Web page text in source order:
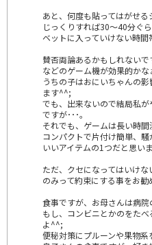
あと、何度も貼ってはがせる
じっくりすれば30～40分ぐ
ベットに入っていけない時間
賛否両論あるかもしれない
などのゲーム機が効果的か
うちの子はおにいちゃんの
ます^^;
でも、出来ないので結局私が
ですが･･･。
それでも、ゲームは長い時間
コンパクトで片付け簡単、騒
いいアイテムの1つだと思いま
ただ、クセになってはいけ
のみって約束にする事をお勧
食事ですが、お母さんは病院
もし、コンビニとかのをた
よ^^;
便秘対策にプルーンや果物系